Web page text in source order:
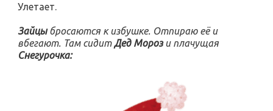
Улетает.
Зайцыбросаются к избушке. Отпираю её и
вбегают. Там сидит Дед Морози плачущая
Снегурочка: